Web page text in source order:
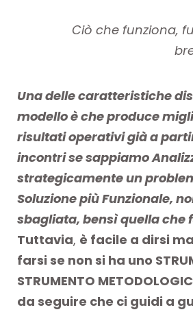
Ciò che funziona,
Una delle caratteristiche
modello è che produce
risultati operativi già a
incontri se sappiamo
strategicamente un
Soluzione più Funzionale,
sbagliata, bensì quella che
Tuttavia, è facile a dirsi
farsi se non si ha uno
STRUMENTO
da seguire che ci guidi a